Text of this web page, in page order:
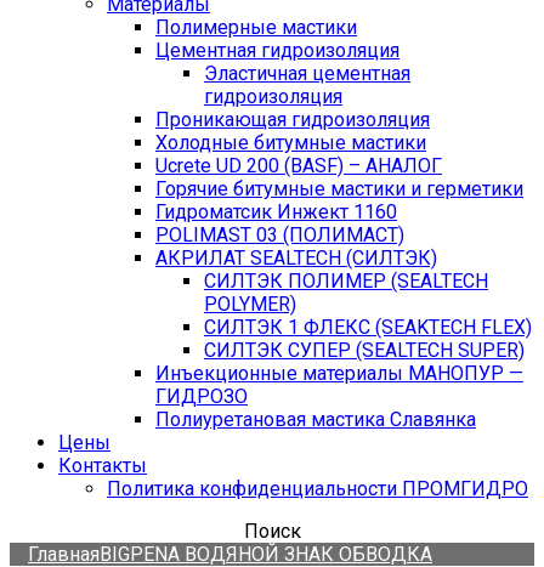
Полимерные мастики
Цементная гидроизоляция
Эластичная цементная
гидроизоляция
Проникающая гидроизоляция
Холодные битумные мастики
Ucrete UD 200 (BASF) – АНАЛОГ
Горячие битумные мастики и герметики
Гидроматсик Инжект 1160
POLIMAST 03 (ПОЛИМАСТ)
АКРИЛАТ SEALTECH (СИЛТЭК)
СИЛТЭК ПОЛИМЕР (SEALTECH
POLYMER)
СИЛТЭК 1 ФЛЕКС (SEAKTECH FLEX)
СИЛТЭК СУПЕР (SEALTECH SUPER)
Инъекционные материалы МАНОПУР —
ГИДРОЗО
Полиуретановая мастика Славянка
Цены
Контакты
Политика конфиденциальности ПРОМГИДРО
Поиск
ГлавнаяBIGPENA ВОДЯНОЙ ЗНАК ОБВОДКА